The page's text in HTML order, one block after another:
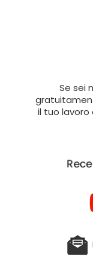
Se sei
il tuo